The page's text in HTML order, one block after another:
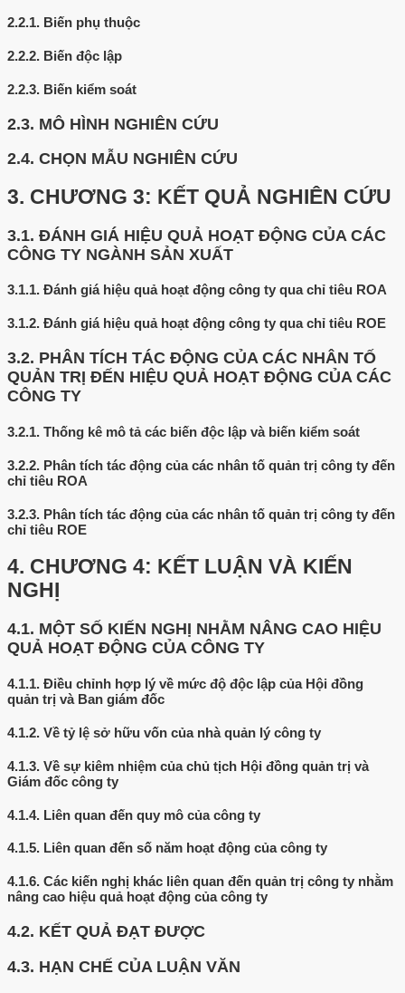
2.2.1. Biến phụ thuộc
2.2.2. Biến độc lập
2.2.3. Biến kiểm soát
2.3. MÔ HÌNH NGHIÊN CỨU
2.4. CHỌN MẪU NGHIÊN CỨU
3. CHƯƠNG 3: KẾT QUẢ NGHIÊN CỨU
3.1. ĐÁNH GIÁ HIỆU QUẢ HOẠT ĐỘNG CỦA CÁC
CÔNG TY NGÀNH SẢN XUẤT
3.1.1. Đánh giá hiệu quả hoạt động công ty qua chỉ tiêu ROA
3.1.2. Đánh giá hiệu quả hoạt động công ty qua chỉ tiêu ROE
3.2. PHÂN TÍCH TÁC ĐỘNG CỦA CÁC NHÂN TỐ
QUẢN TRỊ ĐẾN HIỆU QUẢ HOẠT ĐỘNG CỦA CÁC
CÔNG TY
3.2.1. Thống kê mô tả các biến độc lập và biến kiểm soát
3.2.2. Phân tích tác động của các nhân tố quản trị công ty đến
chỉ tiêu ROA
3.2.3. Phân tích tác động của các nhân tố quản trị công ty đến
chỉ tiêu ROE
4. CHƯƠNG 4: KẾT LUẬN VÀ KIẾN
NGHỊ
4.1. MỘT SỐ KIẾN NGHỊ NHẰM NÂNG CAO HIỆU
QUẢ HOẠT ĐỘNG CỦA CÔNG TY
4.1.1. Điều chỉnh hợp lý về mức độ độc lập của Hội đồng
quản trị và Ban giám đốc
4.1.2. Về tỷ lệ sở hữu vốn của nhà quản lý công ty
4.1.3. Về sự kiêm nhiệm của chủ tịch Hội đồng quản trị và
Giám đốc công ty
4.1.4. Liên quan đến quy mô của công ty
4.1.5. Liên quan đến số năm hoạt động của công ty
4.1.6. Các kiến nghị khác liên quan đến quản trị công ty nhằm
nâng cao hiệu quả hoạt động của công ty
4.2. KẾT QUẢ ĐẠT ĐƯỢC
4.3. HẠN CHẾ CỦA LUẬN VĂN